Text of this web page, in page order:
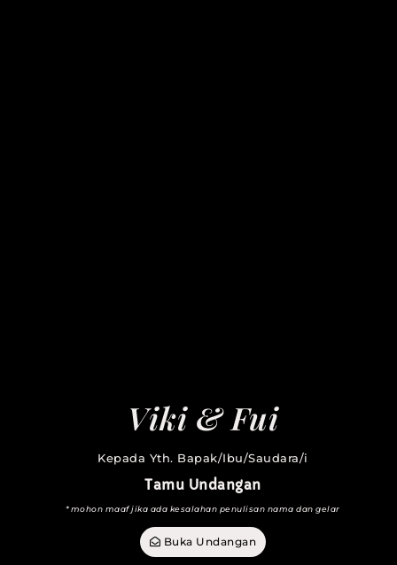
Viki & Fui
Kepada Yth. Bapak/Ibu/Saudara/i
Tamu Undangan
*mohon maaf jika ada kesalahan penulisan nama dan gelar
Buka Undangan